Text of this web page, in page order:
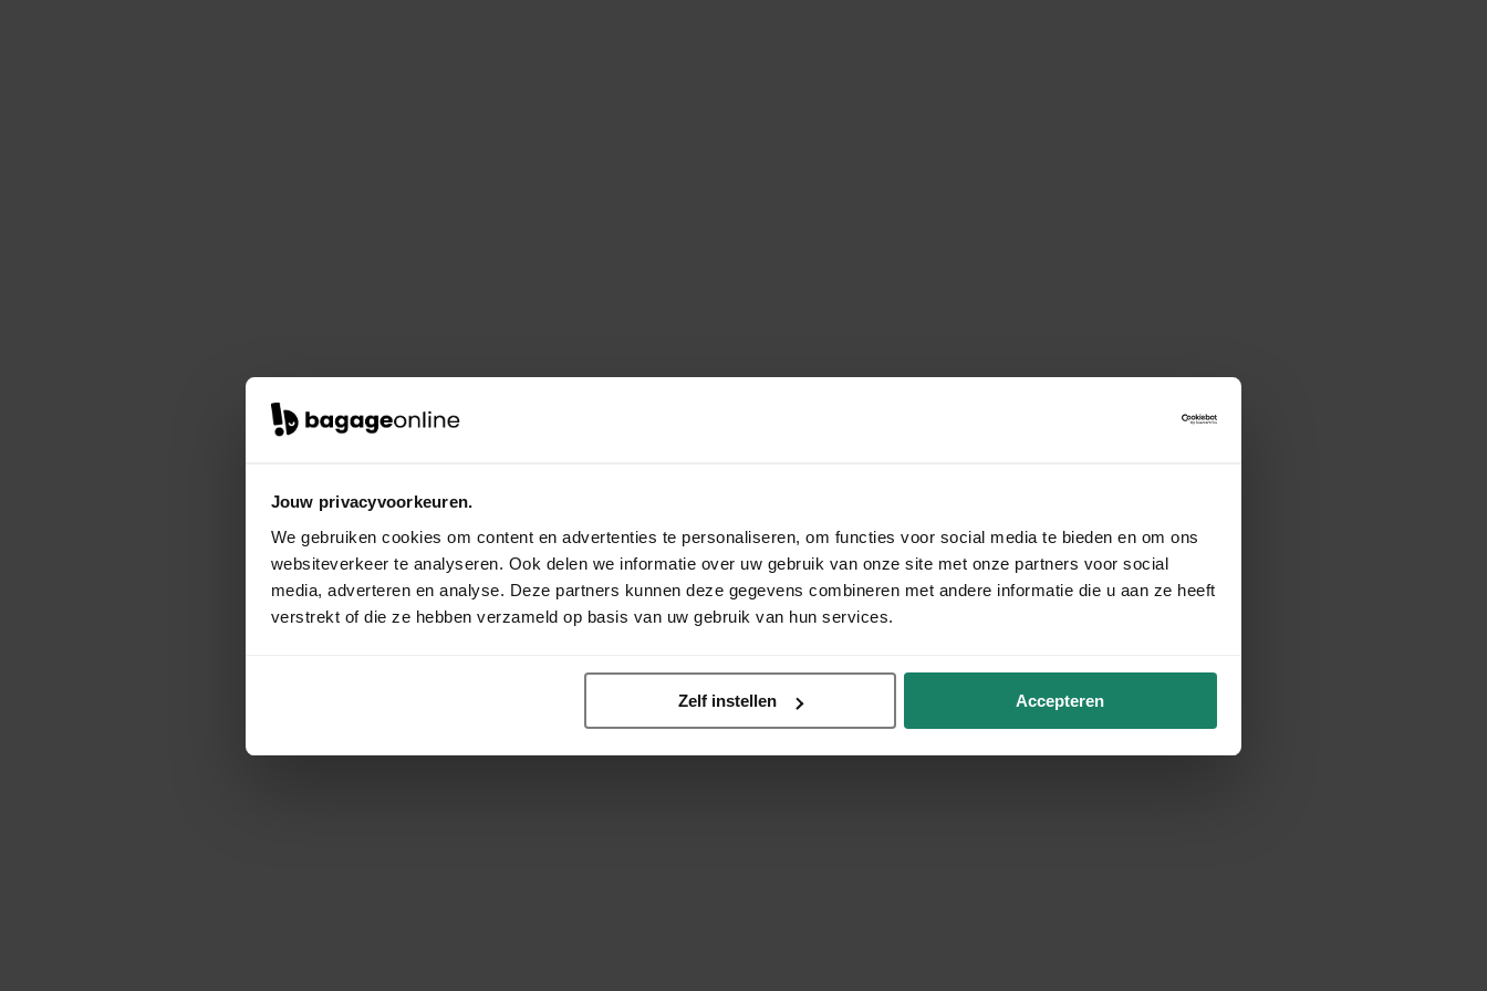
Jouw privacyvoorkeuren.
We gebruiken cookies om content en advertenties te personaliseren, om functies voor social media te bieden en om ons
websiteverkeer te analyseren. Ook delen we informatie over uw gebruik van onze site met onze partners voor social
media, adverteren en analyse. Deze partners kunnen deze gegevens combineren met andere informatie die u aan ze heeft
verstrekt of die ze hebben verzameld op basis van uw gebruik van hun services.
Zelf instellen Accepteren